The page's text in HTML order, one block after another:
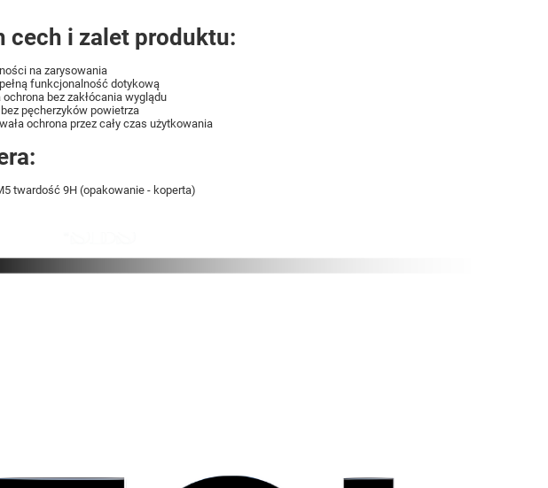
cech i zalet produktu:
na zarysowania
funkcjonalność dotykową
bez zakłócania wyglądu
pęcherzyków powietrza
ochrona przez cały czas użytkowania
twardość 9H (opakowanie - koperta)